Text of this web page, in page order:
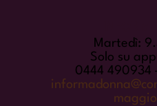
Martedì:
Solo su
0444 490934